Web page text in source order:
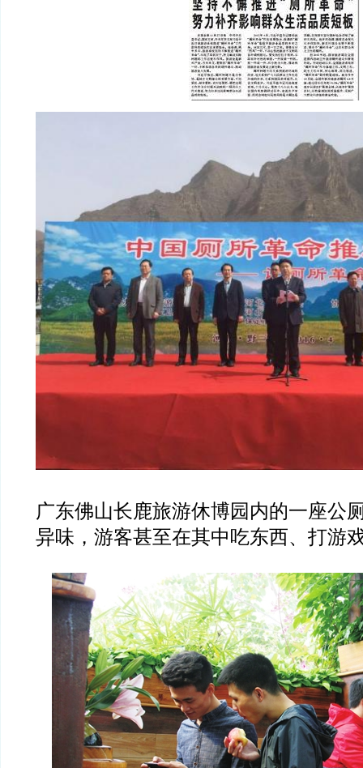
广东佛山长鹿旅游休博园内的一座公
异味，游客甚至在其中吃东西、打游